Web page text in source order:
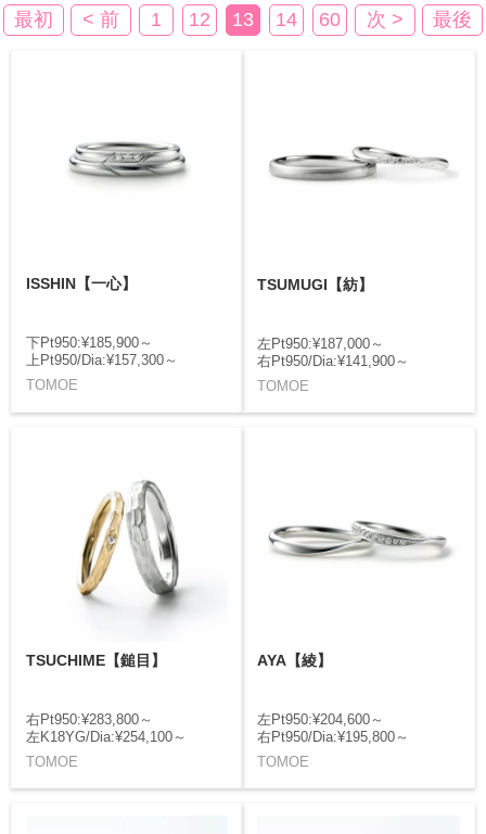
最初 < 前 1 12 13 14 60 次 > 最後
ISSHIN【一心】
下Pt950:¥185,900～
上Pt950/Dia:¥157,300～
TOMOE
TSUMUGI【紡】
左Pt950:¥187,000～
右Pt950/Dia:¥141,900～
TOMOE
TSUCHIME【鎚目】
右Pt950:¥283,800～
左K18YG/Dia:¥254,100～
TOMOE
AYA【綾】
左Pt950:¥204,600～
右Pt950/Dia:¥195,800～
TOMOE